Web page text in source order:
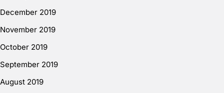
December 2019
November 2019
October 2019
September 2019
August 2019